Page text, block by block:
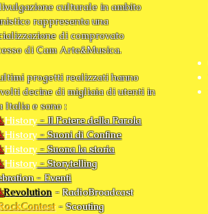
culturale in ambito
rappresenta una
di comprovato
di Cam Arte&Musica.
progetti realizzati hanno
decine di migliaia di utenti in
Italia e sono :
History - Il Potere della Parola
History - Suoni di Confine
History - Suona la storia
History - Storytelling
- Eventi
Revolution - RadioBroadcast
- Scouting